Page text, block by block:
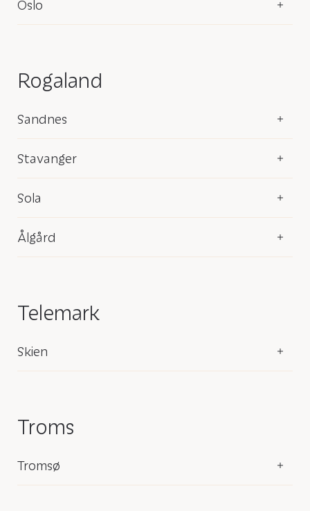
Oslo
Rogaland
Sandnes
Stavanger
Sola
Ålgård
Telemark
Skien
Troms
Tromsø